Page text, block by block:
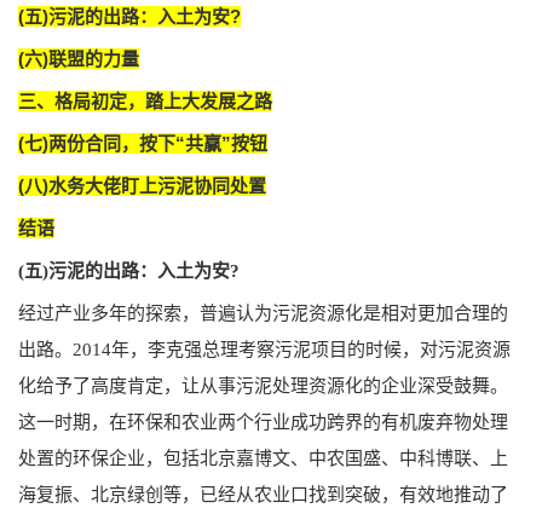
(五)污泥的出路：入土为安?
(六)联盟的力量
三、格局初定，踏上大发展之路
(七)两份合同，按下“共赢”按钮
(八)水务大佬盯上污泥协同处置
结语
(五)污泥的出路：入土为安?
经过产业多年的探索，普遍认为污泥资源化是相对更加合理的
出路。2014年，李克强总理考察污泥项目的时候，对污泥资源
化给予了高度肯定，让从事污泥处理资源化的企业深受鼓舞。
这一时期，在环保和农业两个行业成功跨界的有机废弃物处理
处置的环保企业，包括北京嘉博文、中农国盛、中科博联、上
海复振、北京绿创等，已经从农业口找到突破，有效地推动了